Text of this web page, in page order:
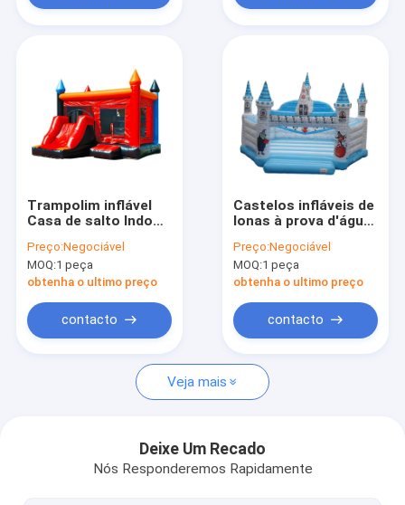
Sobre nós
Visita à fábrica
Notícias
Casos
Solicite um orçamento
Corrediças infláveis
Trampolim inflável
Casa de salto Indoor
personalizada
Preço:Negociável
MOQ:1 peça
obtenha o ultimo preço
contacto
Castelos infláveis de
lonas à prova d'água
animados
Preço:Negociável
MOQ:1 peça
obtenha o ultimo preço
contacto
Veja mais
Deixe Um Recado
Nós Responderemos Rapidamente